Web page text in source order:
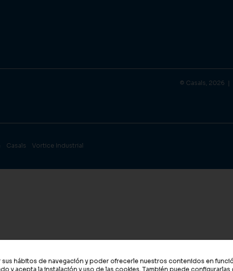
© Casals, 2026 |
Casals Vortice Industrial
hábitos de navegación y poder ofrecerle nuestros contenidos en
y acepta la instalación y uso de las cookies. También puede